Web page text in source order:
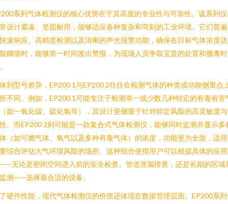
系列气体检测仪的核心优势在于其高度的专业性与可靠性。该系列
设计紧凑、坚固耐用，能够适应各种复杂和苛刻的工业环境。它们普
速响应、高精度检测以及清晰的声光报警功能，确保在目标气体浓度
阈值时，能够第一时间发出警报，为现场人员争取宝贵的处置和撤离时
到型号差异，EP200 1与EP200 2往往在检测气体的种类或功能侧重点
不同。例如，EP200 1可能专注于检测单一或少数几种特定的有毒有害
如一氧化碳、硫化氢等），其设计更侧重于针对特定风险的高灵敏度
。而EP200 2则可能是一款复合式气体检测仪，能够同时监测并显示多
（如可燃气体、氧气以及多种有毒气体）的浓度，功能更为全面，适
综合评估大气环境风险的场所。这种组合使得用户可以根据具体的应
无论是密闭空间进入前的安全检查、管道泄漏排查，还是长期的区域
测——选择最合适的设备。
硬件性能，现代气体检测仪的价值还体现在数据管理层面。EP200系